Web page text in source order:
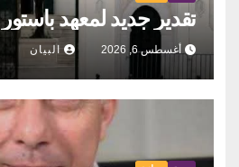
تقدير جديد لمعهد باستور
أغسطس 6, 2026 البيان